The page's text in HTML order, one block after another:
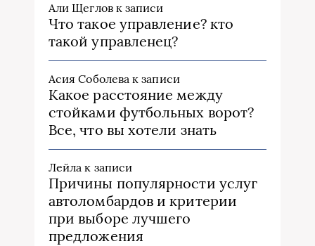
Али Щегловк записи
Что такое управление? кто
такой управленец?
Асия Соболева к записи
Какое расстояние между
стойками футбольных ворот?
Все, что вы хотели знать
Лейла к записи
Причины популярности услуг
автоломбардов и критерии
при выборе лучшего
предложения